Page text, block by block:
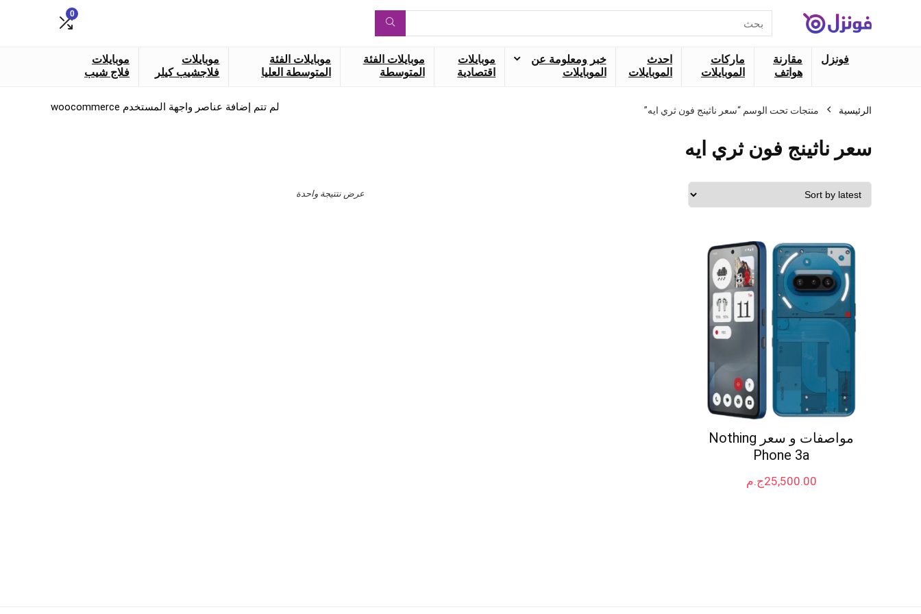
عن:
0
فونزل
مقارنة
هواتف
ماركات
الموبايلات
احدث
الموبايلات
خبر ومعلومة عن
الموبايلات
موبايلات
اقتصادية
موبايلات الفئة
المتوسطة
موبايلات الفئة
المتوسطة العليا
موبايلات
فلاجشيب كيلر
موبايلات
فلاج شيب
الرئيسية منتجات تحت الوسم “سعر ناثينج فون ثري ايه”
سعر ناثينج فون ثري ايه
عرض نتتيجة واحدة
مواصفات و سعر Nothing
Phone 3a
ج.م25,500.00
لم تتم إضافة عناصر واجهة المستخدم woocommerce